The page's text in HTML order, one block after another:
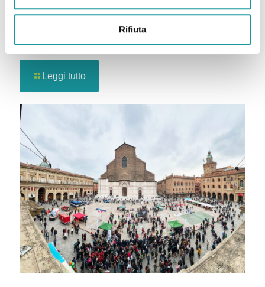
Rifiuta
Festa in Casa Siepelunga
Leggi tutto